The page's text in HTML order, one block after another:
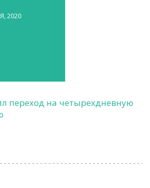
2020
переход на четырехдневную